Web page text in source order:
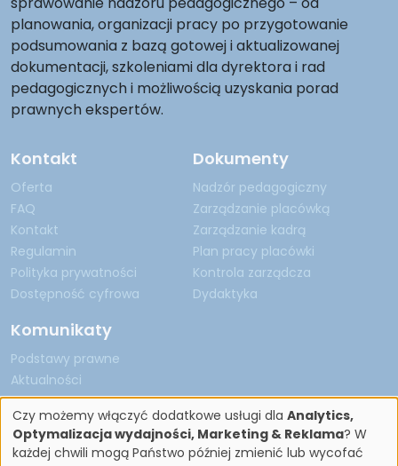
planowania, organizacji pracy po przygotowanie
podsumowania z bazą gotowej i aktualizowanej
dokumentacji, szkoleniami dla dyrektora i rad
pedagogicznych i możliwością uzyskania porad
prawnych ekspertów.
Kontakt
Oferta
FAQ
Kontakt
Regulamin
Polityka prywatności
Dostępność cyfrowa
Dokumenty
Nadzór pedagogiczny
Zarządzanie placówką
Zarządzanie kadrą
Plan pracy placówki
Kontrola zarządcza
Dydaktyka
Komunikaty
Podstawy prawne
Aktualności
Copyright by Nadzór Pedagogiczny 2026
Czy możemy włączyć dodatkowe usługi dla Analytics,
Optymalizacja wydajności, Marketing & Reklama? W
każdej chwili mogą Państwo później zmienić lub wycofać